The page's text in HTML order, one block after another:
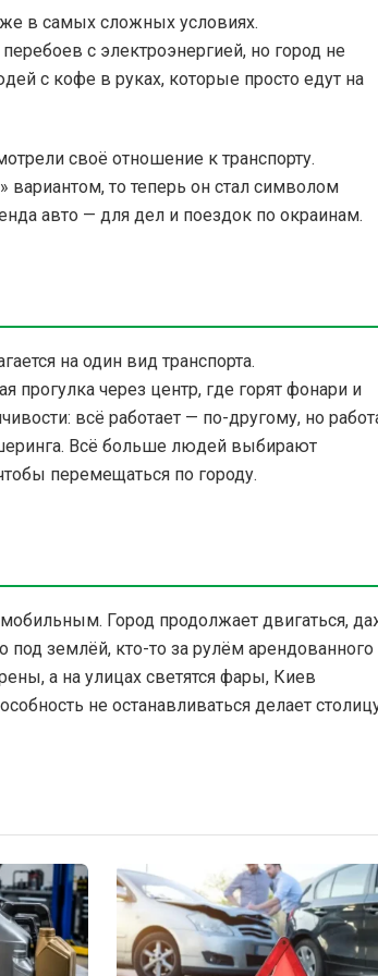
в самых сложных условиях.
с электроэнергией, но город не
с кофе в руках, которые просто едут на
своё отношение к транспорту.
то теперь он стал символом
авто — для дел и поездок по окраинам.
на один вид транспорта.
через центр, где горят фонари и
всё работает — по-другому, но
Всё больше людей выбирают
перемещаться по городу.
Город продолжает двигаться,
землёй, кто-то за рулём арендованного
а на улицах светятся фары, Киев
не останавливаться делает